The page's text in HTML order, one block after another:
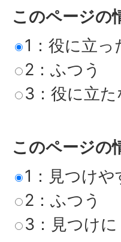
このページの
1：役に立っ
2：ふつう
3：役に立
このページの
1：見つけや
2：ふつう
3：見つけ